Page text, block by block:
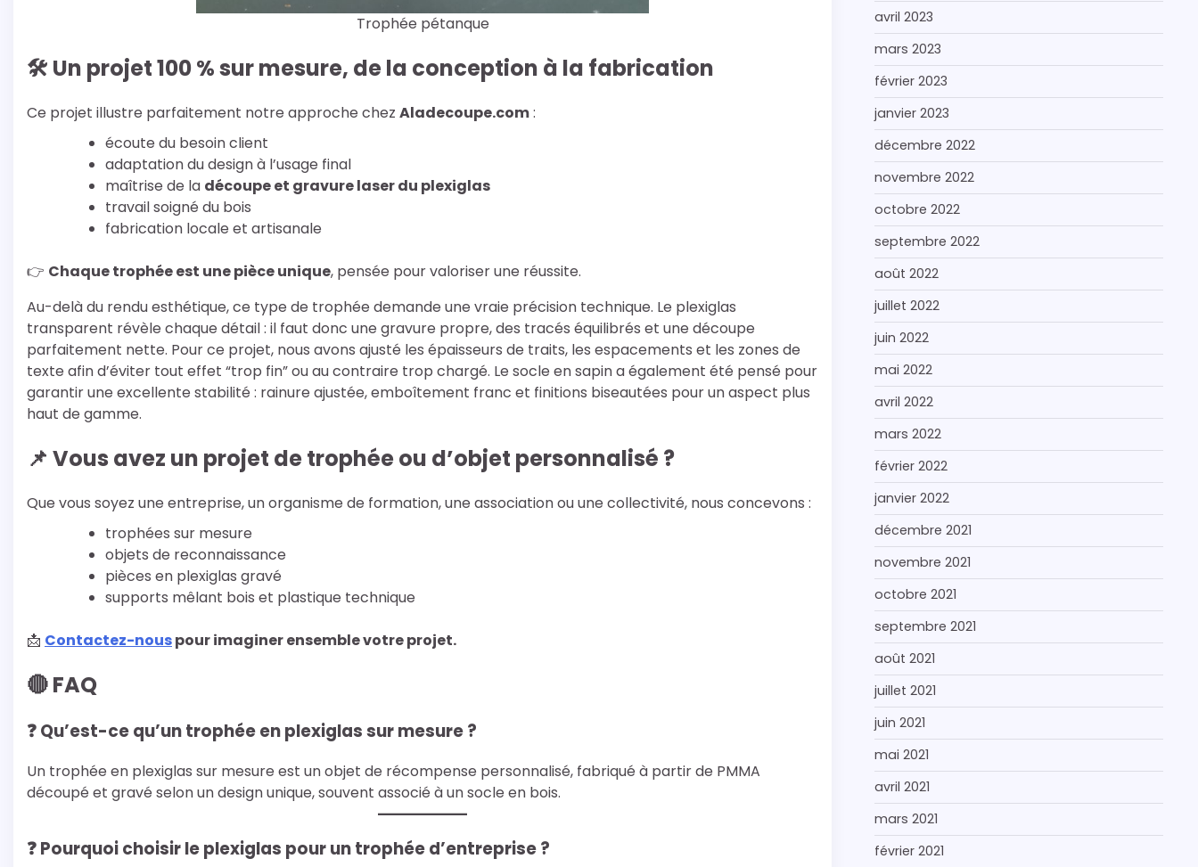
Trophée pétanque
🛠️ Un projet 100 % sur mesure, de la conception à la fabrication
Ce projet illustre parfaitement notre approche chez Aladecoupe.com:
écoute du besoin client
adaptation du design à l’usage final
maîtrise de la découpe et gravure laser du plexiglas
travail soigné du bois
fabrication locale et artisanale
👉 Chaque trophée est une pièce unique, pensée pour valoriser une réussite.
Au-delà du rendu esthétique, ce type de trophée demande une vraie précision technique. Le plexiglas
transparent révèle chaque détail : il faut donc une gravure propre, des tracés équilibrés et une découpe
parfaitement nette. Pour ce projet, nous avons ajusté les épaisseurs de traits, les espacements et les zones de
texte afin d’éviter tout effet “trop fin” ou au contraire trop chargé. Le socle en sapin a également été pensé pour
garantir une excellente stabilité : rainure ajustée, emboîtement franc et finitions biseautées pour un aspect plus
haut de gamme.
📌 Vous avez un projet de trophée ou d’objet personnalisé ?
Que vous soyez une entreprise, un organisme de formation, une association ou une collectivité, nous concevons :
trophées sur mesure
objets de reconnaissance
pièces en plexiglas gravé
supports mêlant bois et plastique technique
📩 Contactez-nouspour imaginer ensemble votre projet.
🔴 FAQ
❓ Qu’est-ce qu’un trophée en plexiglas sur mesure ?
Un trophée en plexiglas sur mesure est un objet de récompense personnalisé, fabriqué à partir de PMMA
découpé et gravé selon un design unique, souvent associé à un socle en bois.
❓ Pourquoi choisir le plexiglas pour un trophée d’entreprise ?
avril 2023
mars 2023
février 2023
janvier 2023
décembre 2022
novembre 2022
octobre 2022
septembre 2022
août 2022
juillet 2022
juin 2022
mai 2022
avril 2022
mars 2022
février 2022
janvier 2022
décembre 2021
novembre 2021
octobre 2021
septembre 2021
août 2021
juillet 2021
juin 2021
mai 2021
avril 2021
mars 2021
février 2021